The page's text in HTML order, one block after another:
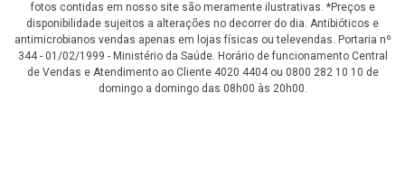
fotos contidas em nosso site são meramente ilustrativas. *Preços e
disponibilidade sujeitos a alterações no decorrer do dia. Antibióticos e
antimicrobianos vendas apenas em lojas físicas ou televendas. Portaria nº
344 - 01/02/1999 - Ministério da Saúde. Horário de funcionamento Central
de Vendas e Atendimento ao Cliente 4020 4404 ou 0800 282 10 10 de
domingo a domingo das 08h00 às 20h00.